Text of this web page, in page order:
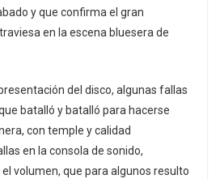
y que confirma el gran
en la escena bluesera de
del disco, algunas fallas
batalló y batalló para hacerse
con temple y calidad
en la consola de sonido,
volumen, que para algunos resulto